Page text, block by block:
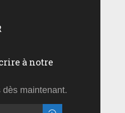
à notre
maintenant.